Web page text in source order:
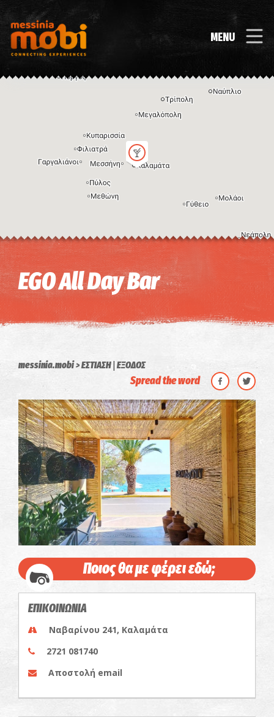
MENU
Η εικόνα ενδέχεται να υπόκειται σε πνευματικά δικαιώματα Όροι
EGO All Day Bar
messinia.mobi ΕΣΤΙΑΣΗ| ΕΞΟΔΟΣ
Spread the word
Ποιος θα με φέρει εδώ;
ΕΠΙΚΟΙΝΩΝΙΑ
Ναβαρίνου 241, Καλαμάτα
2721 081740
Αποστολή email